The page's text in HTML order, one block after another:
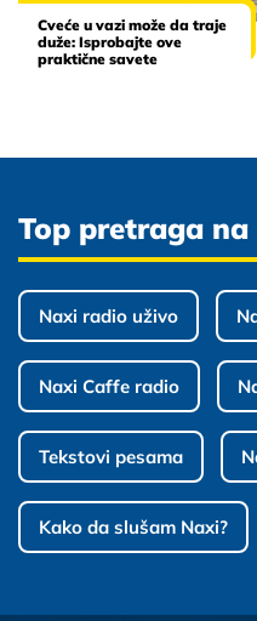
Cveće u vazi može da traje
duže: Isprobajte ove
praktične savete
Top pretraga
Naxi radio uživo
Naxi Caffe radio
Tekstovi pesama
Kako da slušam Naxi?